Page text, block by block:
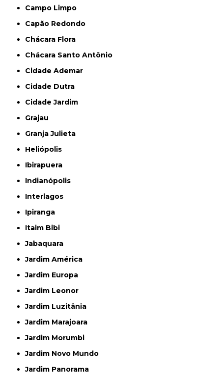
Campo Limpo
Capão Redondo
Chácara Flora
Chácara Santo Antônio
Cidade Ademar
Cidade Dutra
Cidade Jardim
Grajau
Granja Julieta
Heliópolis
Ibirapuera
Indianópolis
Interlagos
Ipiranga
Itaim Bibi
Jabaquara
Jardim América
Jardim Europa
Jardim Leonor
Jardim Luzitânia
Jardim Marajoara
Jardim Morumbi
Jardim Novo Mundo
Jardim Panorama